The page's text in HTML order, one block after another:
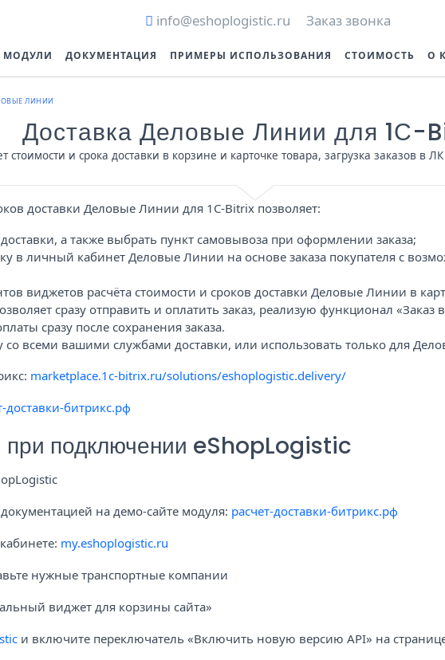
info@eshoplogistic.ru Заказ звонка
МОДУЛИ ДОКУМЕНТАЦИЯ ПРИМЕРЫ ИСПОЛЬЗОВАНИЯ СТОИМОСТЬ О
ЛИНИИ
Доставка Деловые Линии для 1С-
стоимости и срока доставки в корзине и карточке товара, загрузка заказов в
доставки Деловые Линии для 1С-Bitrix позволяет:
а также выбрать пункт самовывоза при оформлении заказа;
в личный кабинет Деловые Линии на основе заказа покупателя с
виджетов расчёта стоимости и сроков доставки Деловые Линии в
сразу отправить и оплатить заказ, реализую функционал «Заказ
сразу после сохранения заказа.
со всеми вашими службами доставки, или использовать только для
marketplace.1c-bitrix.ru/solutions/eshoplogistic.delivery/
доставки-битрикс.рф
при подключении eShopLogistic
на демо-сайте модуля: расчет-доставки-битрикс.рф
my.eshoplogistic.ru
нужные транспортные компании
виджет для корзины сайта»
и включите переключатель «Включить новую версию API» на